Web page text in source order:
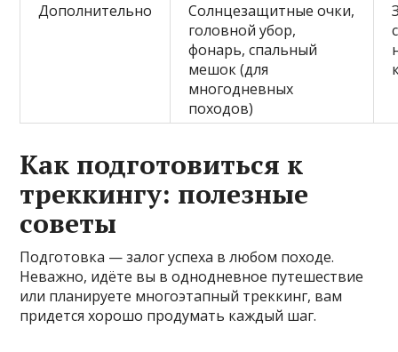
Дополнительно
Солнцезащитные очки,
головной убор,
фонарь, спальный
мешок (для
многодневных
походов)
Как подготовиться к
треккингу: полезные
советы
Подготовка — залог успеха в любом походе.
Неважно, идёте вы в однодневное путешествие
или планируете многоэтапный треккинг, вам
придется хорошо продумать каждый шаг.